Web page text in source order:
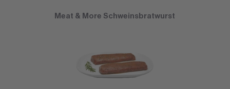
Meat & More Schweinsbratwurst